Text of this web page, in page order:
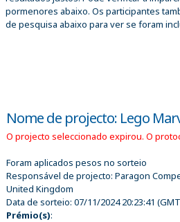
pormenores abaixo. Os participantes
de pesquisa abaixo para ver se foram
Nome de projecto: Lego
O projecto seleccionado expirou. O
Foram aplicados pesos no sorteio
Responsável de projecto: Paragon
United Kingdom
Data de sorteio: 07/11/2024 20:23:41
Prémio(s):